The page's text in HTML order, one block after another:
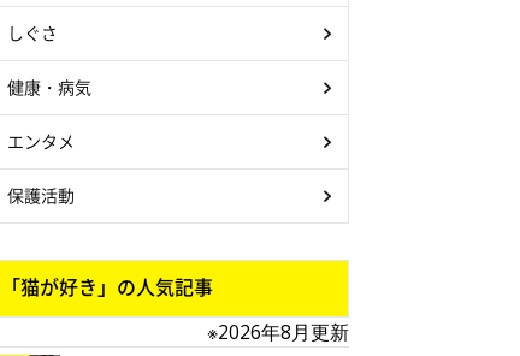
しぐさ
健康・病気
エンタメ
保護活動
「猫が好き」の人気記事
※2026年8月更新